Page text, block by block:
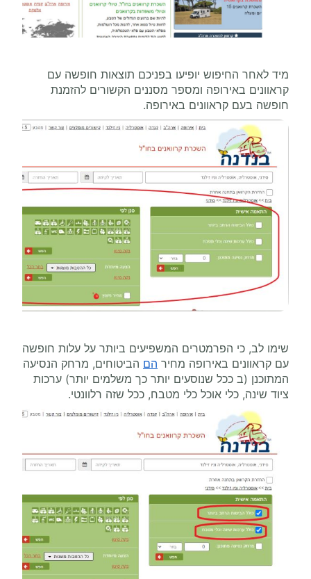
מיד לאחר החיפוש יופיעו בפניכם תוצאות חופשה עם
קראוונים באירופה ומספר מסננים הקשורים להזמנת
חופשה בעם קראוונים באירופה.
שימו לב, כי הפרמטרים המשפיעים ביותר על עלות חופשה
עם קראוונים באירופה מחיר הם הביטוחים, מרחק הנסיעה
המתוכנן (ב ככל שנוסעים יותר כך משלמים יותר) ערכות
ציוד שינה, כלי אוכל כלי מטבח, ככל שזה רלוונטי.